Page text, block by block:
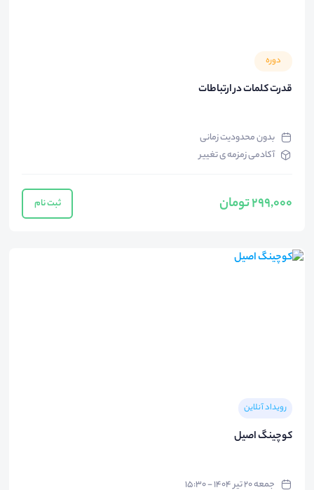
دوره
قدرت کلمات در ارتباطات
بدون محدودیت زمانی
آکادمی زمزمه ی تغییر
299,000 تومان ثبت نام
رویداد آنلاین
کوچینگ اصیل
جمعه ۲۰ تیر ۱۴۰۴ - ۱۵:۳۰